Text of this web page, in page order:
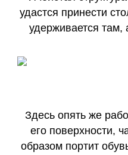
удастся принести
удерживается там,
Здесь опять же
его поверхности,
образом портит